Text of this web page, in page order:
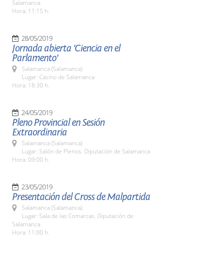
Salamanca
Hora: 11:15 h.
28/05/2019
Jornada abierta 'Ciencia en el
Parlamento'
Salamanca (Salamanca)
Lugar: Casino de Salamanca
Hora: 18:30 h.
24/05/2019
Pleno Provincial en Sesión
Extraordinaria
Salamanca (Salamanca)
Lugar: Salón de Plenos. Diputación de Salamanca
Hora: 09:00 h.
23/05/2019
Presentación del Cross de Malpartida
Salamanca (Salamanca)
Lugar: Sala de las Comarcas. Diputación de
Salamanca
Hora: 11:00 h.